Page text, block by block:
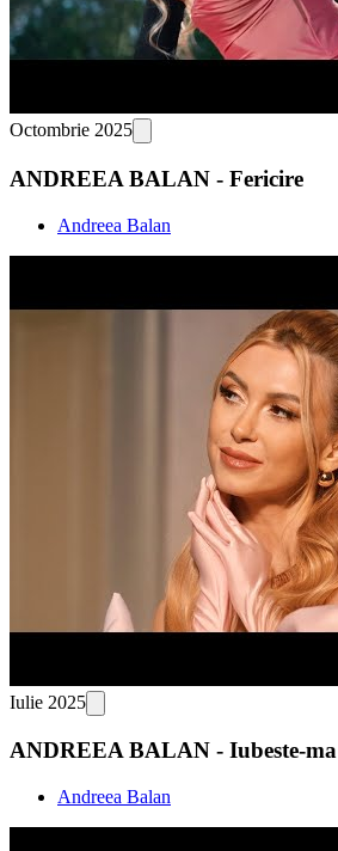
Octombrie 2025
ANDREEA BALAN - Fericire
Andreea Balan
Iulie 2025
ANDREEA BALAN - Iubeste-ma
Andreea Balan